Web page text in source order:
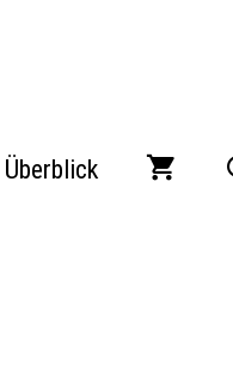
Überblick